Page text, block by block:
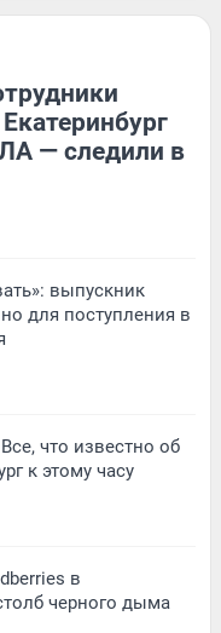
— следили в
выпускник
для поступления в
что известно об
к этому часу
в
черного дыма